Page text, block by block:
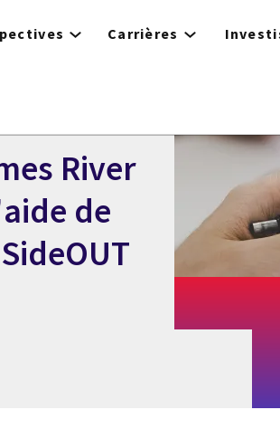
Carrières
River
de